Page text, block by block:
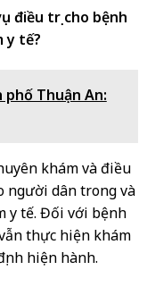
điều trị cho bệnh
y tế?
Thuận An:
khám và điều
người dân trong và
y tế. Đối với bệnh
thực hiện khám
hiện hành.